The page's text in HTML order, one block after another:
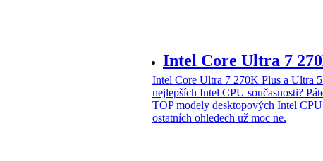
Intel Core Ultra 7
Intel Core Ultra 7 270K Plus a Ultra
nejlepších Intel CPU současnosti?
TOP modely desktopových Intel
ostatních ohledech už moc ne.